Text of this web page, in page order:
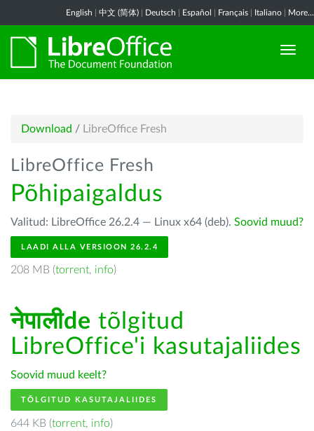
English 中文 (简体) Deutsch Español Français Italiano More...
Download / LibreOffice Fresh
LibreOffice Fresh
Põhipaigaldus
Valitud: LibreOffice 26.2.4 — Linux x64 (deb). Soovid muud?
LAADI ALLA VERSIOON 26.2.4
208 MB (torrent, info)
नेपालीde tõlgitud
LibreOffice'i kasutajaliides
Soovid muud keelt?
TÕLGITUD KASUTAJALIIDES
644 KB (torrent, info)